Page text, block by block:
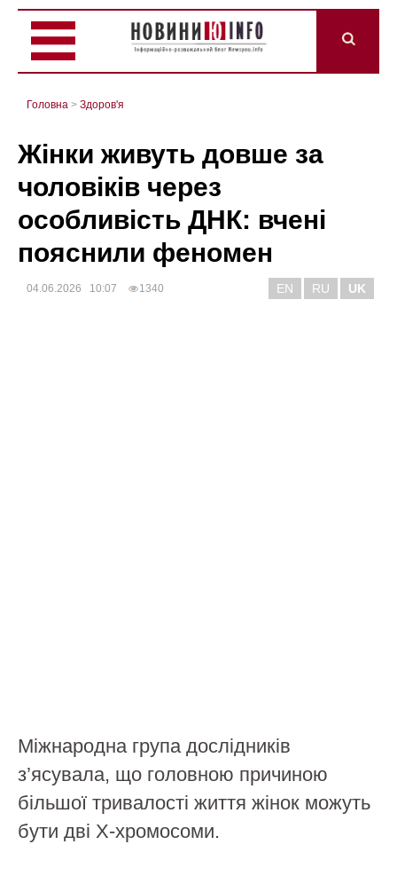
Головна > Здоров'я
Жінки живуть довше за
чоловіків через
особливість ДНК: вчені
пояснили феномен
04.06.2026 10:07 1340 EN RU UK
Міжнародна група дослідників
з’ясувала, що головною причиною
більшої тривалості життя жінок можуть
бути дві Х-хромосоми.